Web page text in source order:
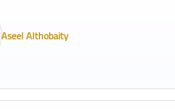
Aseel Althobaity